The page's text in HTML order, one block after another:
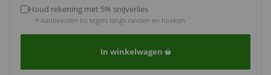
Houd rekening met 5% snijverlies
* Aanbevolen bij tegels langs randen en hoeken
In winkelwagen